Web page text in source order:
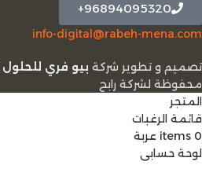
96894095320+
info-digital@rabeh-mena.com
تصميم و تطوير شركة بيو فري للحلول
ﻣﺤﻔﻮﻇﺔ لشرﻛﺔ رابح
المتجر
قائمة الرغبات
0
items عربة
لوحة حسابي